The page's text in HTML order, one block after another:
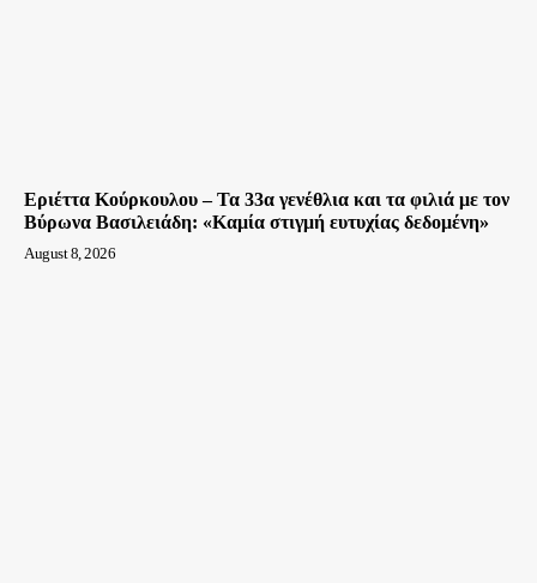
Εριέττα Κούρκουλου – Τα 33α γενέθλια και τα φιλιά με τον
Βύρωνα Βασιλειάδη: «Καμία στιγμή ευτυχίας δεδομένη»
August 8, 2026